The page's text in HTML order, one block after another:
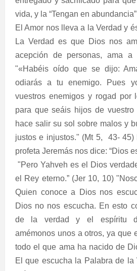
vida, y la “Tengan en
El Amor nos lleva a la Verdad y
La Verdad es que Dios nos
acepción de personas, ama
"«Habéis oído que se dijo:
odiarás a tu enemigo. Pues
vuestros enemigos y rogad por
para que seáis hijos de
hace salir su sol sobre malos y
justos e injustos." (Mt 5,
43- 45)
profeta Jeremás nos dice: “Dios
"Pero Yahveh es el Dios
el Rey eterno.” (Jer 10, 10)
Quien conoce a Dios nos
Dios no nos escucha. En esto
de la verdad y el espíritu
amémonos unos a otros, ya que
todo el que ama ha nacido de
El que escucha la Palabra de la